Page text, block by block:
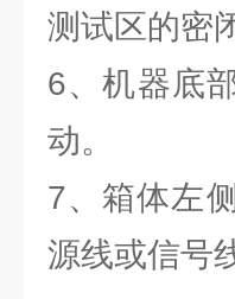
测试区的密
6、机器底
动。
7、箱体左
源线或信号